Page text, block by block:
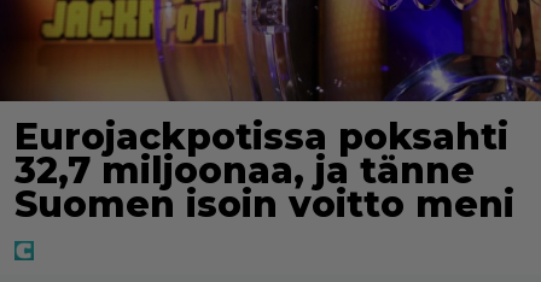
Eurojackpotissa poksahti
32,7 miljoonaa, ja tänne
Suomen isoin voitto meni